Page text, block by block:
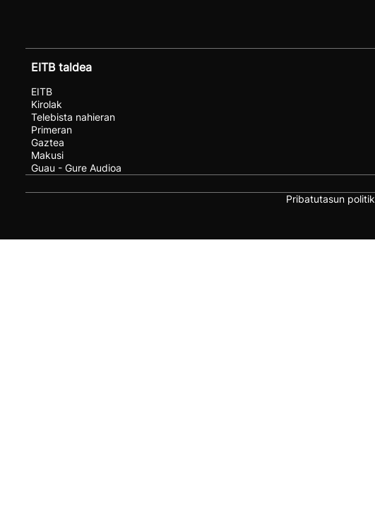
EITB taldea
EITB
Kirolak
Telebista nahieran
Primeran
Gaztea
Makusi
Guau - Gure Audioa
Pribatutasun